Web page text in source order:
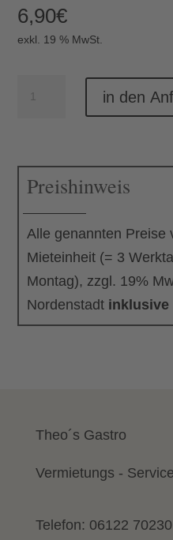
6,90€
exkl. 19 % MwSt.
in den
Preishinweis
Alle genannten Preise
Mieteinheit (= 3
Montag), zzgl. 19%
Nordenstadt inklusive
Theo´s Gastro
Vermietungs -
Telefon: 06122 70230